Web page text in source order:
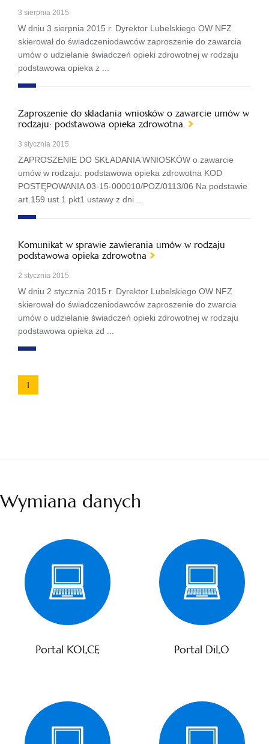
3 sierpnia 2015
W dniu 3 sierpnia 2015 r. Dyrektor Lubelskiego OW NFZ
skierował do świadczeniodawców zaproszenie do zawarcia
umów o udzielanie świadczeń opieki zdrowotnej w rodzaju
podstawowa opieka z ...
Zaproszenie do składania wniosków o zawarcie umów w
rodzaju: podstawowa opieka zdrowotna.
3 stycznia 2015
ZAPROSZENIE DO SKŁADANIA WNIOSKÓW o zawarcie
umów w rodzaju: podstawowa opieka zdrowotna KOD
POSTĘPOWANIA 03-15-000010/POZ/0113/06 Na podstawie
art.159 ust.1 pkt1 ustawy z dni ...
Komunikat w sprawie zawierania umów w rodzaju
podstawowa opieka zdrowotna
2 stycznia 2015
W dniu 2 stycznia 2015 r. Dyrektor Lubelskiego OW NFZ
skierował do świadczeniodawców zaproszenie do zwarcia
umów o udzielanie świadczeń opieki zdrowotnej w rodzaju
podstawowa opieka zd ...
1
Wymiana danych
Portal KOLCE Portal DiLO